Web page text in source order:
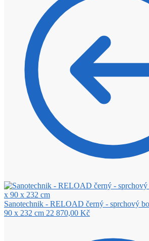
Sanotechnik - RELOAD černý - sprchový
90 x 232 cm 22 870,00 Kč